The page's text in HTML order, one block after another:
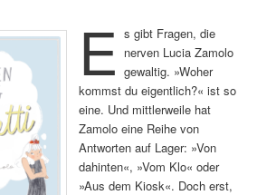
E s gibt Fragen, die
nerven Lucia Zamolo
gewaltig. »Woher
kommst du eigentlich?« ist so
eine. Und mittlerweile hat
Zamolo eine Reihe von
Antworten auf Lager: »Von
dahinten«, »Vom Klo« oder
»Aus dem Kiosk«. Doch erst,